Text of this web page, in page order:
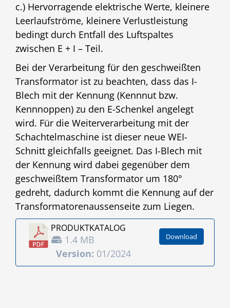
c.) Hervorragende elektrische Werte, kleinere
Leerlaufströme, kleinere Verlustleistung
bedingt durch Entfall des Luftspaltes
zwischen E + I – Teil.
Bei der Verarbeitung für den geschweißten
Transformator ist zu beachten, dass das I-
Blech mit der Kennung (Kennnut bzw.
Kennnoppen) zu den E-Schenkel angelegt
wird. Für die Weiterverarbeitung mit der
Schachtelmaschine ist dieser neue WEI-
Schnitt gleichfalls geeignet. Das I-Blech mit
der Kennung wird dabei gegenüber dem
geschweißtem Transformator um 180°
gedreht, dadurch kommt die Kennung auf der
Transformatorenaussenseite zum Liegen.
PRODUKT­KATALOG
1.4 MB
Version: 01/2024
Download